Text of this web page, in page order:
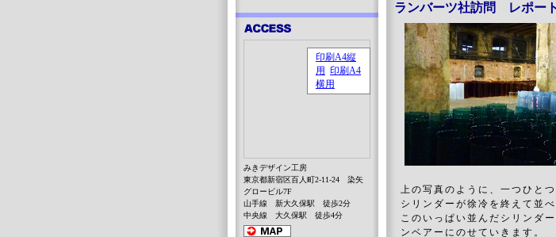
ランバーツ社訪問 レポー
上の写真のように、一つひと
シリンダーが徐冷を終えて並べ
このいっぱい並んだシリンダ
ンベアーにのせていきます。
みきデザイン工房
東京都新宿区百人町2-11-24 染矢
グロービル7F
山手線 新大久保駅 徒歩2分
中央線 大久保駅 徒歩4分